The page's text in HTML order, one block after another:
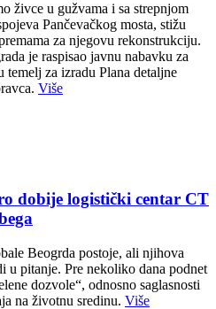
živce u gužvama i sa strepnjom
Pančevačkog mosta, stižu
za njegovu rekonstrukciju.
je raspisao javnu nabavku za
temelj za izradu Plana detaljne
Više
dobije logistički centar CT
Beogrda postoje, ali njihova
u pitanje. Pre nekoliko dana podnet
dozvole“, odnosno saglasnosti
na životnu sredinu. Više